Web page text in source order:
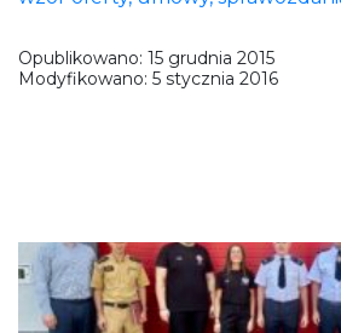
Opublikowano: 15 grudnia 2015
Modyfikowano: 5 stycznia 2016